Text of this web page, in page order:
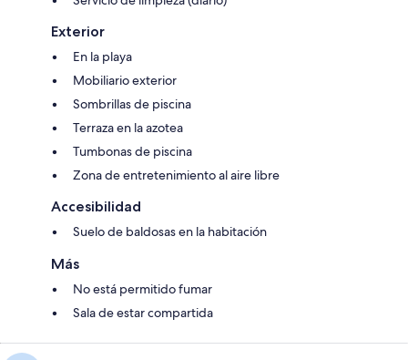
Exterior
En la playa
Mobiliario exterior
Sombrillas de piscina
Terraza en la azotea
Tumbonas de piscina
Zona de entretenimiento al aire libre
Accesibilidad
Suelo de baldosas en la habitación
Más
No está permitido fumar
Sala de estar compartida